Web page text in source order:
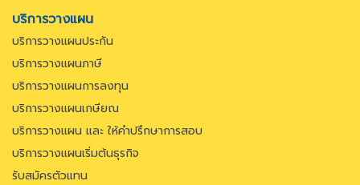
บริการวางแผน
บริการวางแผนประกัน
บริการวางแผนภาษี
บริการวางแผนการลงทุน
บริการวางแผนเกษียณ
บริการวางแผน และ ให้คำปรึกษาการสอบ
บริการวางแผนเริ่มต้นธุรกิจ
รับสมัครตัวแทน